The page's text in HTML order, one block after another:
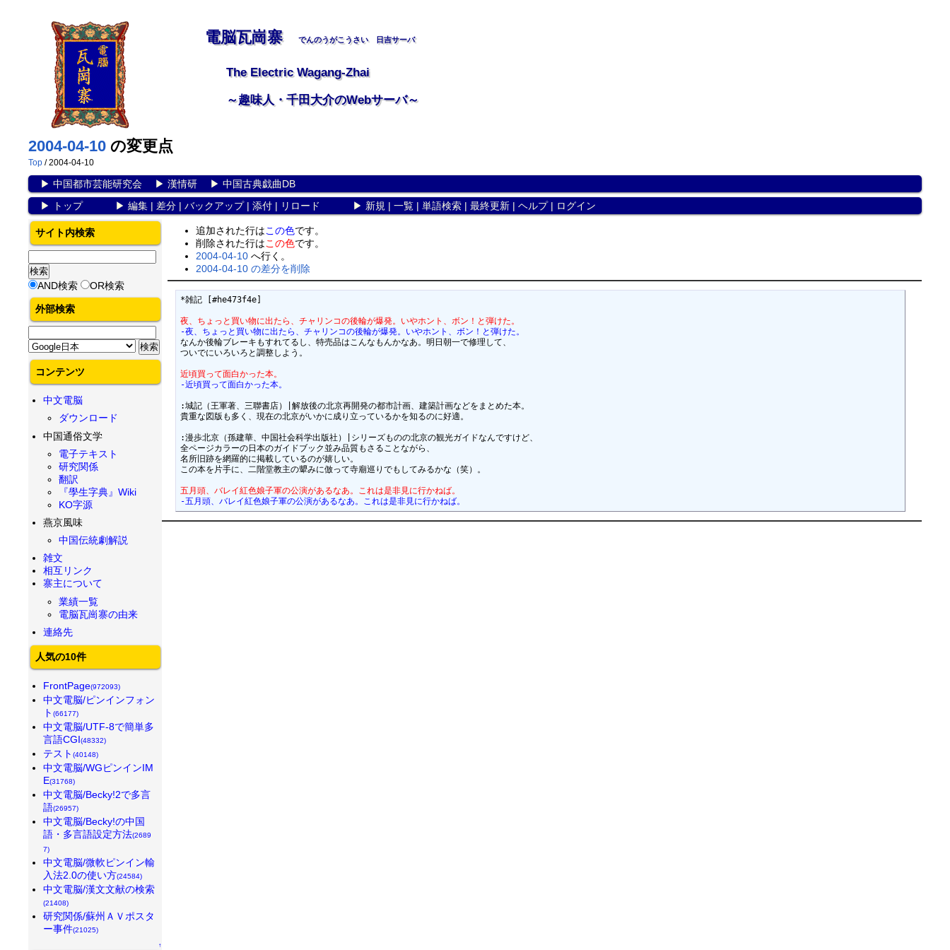
電脳瓦崗寨 でんのうがこうさい 日吉サーバ
The Electric Wagang-Zhai
～趣味人・千田大介のWebサーバ～
2004-04-10の変更点
Top/ 2004-04-10
▶ 中国都市芸能研究会▶ 漢情研▶ 中国古典戯曲DB
▶
トップ▶ 編集| 差分| バックアップ| 添付| リロード ▶ 新規 | 一覧| 単語検索| 最終更新| ヘルプ| ログイン
追加された行はこの色です。
削除された行はこの色です。
2004-04-10へ行く。
2004-04-10 の差分を削除
*雑記 [#he473f4e]
夜、ちょっと買い物に出たら、チャリンコの後輪が爆発。いやホント、ボン！と弾けた。
-夜、ちょっと買い物に出たら、チャリンコの後輪が爆発。いやホント、ボン！と弾けた。
なんか後輪ブレーキもすれてるし、特売品はこんなもんかなあ。明日朝一で修理して、
ついでにいろいろと調整しよう。
近頃買って面白かった本。
-近頃買って面白かった本。
:城記（王軍著、三聯書店）|解放後の北京再開発の都市計画、建築計画などをまとめた本。
貴重な図版も多く、現在の北京がいかに成り立っているかを知るのに好適。
:漫歩北京（孫建華、中国社会科学出版社）|シリーズものの北京の観光ガイドなんですけど、
全ページカラーの日本のガイドブック並み品質もさることながら、
名所旧跡を網羅的に掲載しているのが嬉しい。
この本を片手に、二階堂教主の顰みに倣って寺廟巡りでもしてみるかな（笑）。
五月頭、バレイ紅色娘子軍の公演があるなあ。これは是非見に行かねば。
-五月頭、バレイ紅色娘子軍の公演があるなあ。これは是非見に行かねば。
サイト内検索
AND検索 OR検索
外部検索
コンテンツ
中文電脳
ダウンロード
中国通俗文学
電子テキスト
研究関係
翻訳
『學生字典』Wiki
KO字源
燕京風味
中国伝統劇解説
雑文
相互リンク
寨主について
業績一覧
電脳瓦崗寨の由来
連絡先
人気の10件
FrontPage(972093)
中文電脳/ピンインフォン
ト(66177)
中文電脳/UTF-8で簡単多
言語CGI(48332)
テスト(40148)
中文電脳/WGピンインIM
E(31768)
中文電脳/Becky!2で多言
語(26957)
中文電脳/Becky!の中国
語・多言語設定方法(2689
7)
中文電脳/微軟ピンイン輸
入法2.0の使い方(24584)
中文電脳/漢文文献の検索
(21408)
研究関係/蘇州ＡＶポスタ
ー事件(21025)
↑